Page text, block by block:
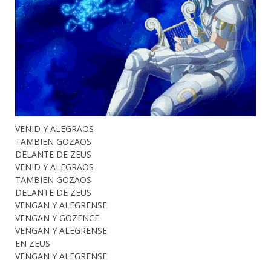
VENID Y ALEGRAOS
TAMBIEN GOZAOS
DELANTE DE ZEUS
VENID Y ALEGRAOS
TAMBIEN GOZAOS
DELANTE DE ZEUS
VENGAN Y ALEGRENSE
VENGAN Y GOZENCE
VENGAN Y ALEGRENSE
EN ZEUS
VENGAN Y ALEGRENSE